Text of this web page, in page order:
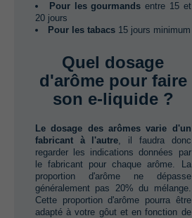
Pour les gourmands‭ ‬entre‭ ‬15‭ ‬et‭
‬20‭ ‬jours
Pour les tabacs‭ ‬15‭ ‬jours minimum
Quel dosage
d'arôme pour faire
son e-liquide ?
Le dosage des arômes varie d'un
fabricant à l'autre,‭ ‬il faudra donc
regarder les indications données par
le fabricant pour chaque arôme.‭ ‬La
proportion d'arôme ne dépasse
généralement pas‭ ‬20%‭ ‬du mélange.‭
‬Cette proportion d'arôme pourra être
adapté à votre gôut et en fonction de